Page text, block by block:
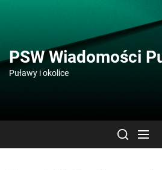
content
PSW Wiadomości
Puławy i okolice